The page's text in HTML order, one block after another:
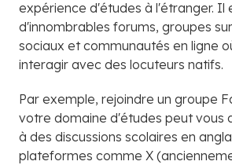
expérience d'études à l'étranger. Il
d'innombrables forums, groupes
sociaux et communautés en ligne
interagir avec des locuteurs natifs.
Par exemple, rejoindre un groupe
votre domaine d'études peut vous
à des discussions scolaires en
plateformes comme X